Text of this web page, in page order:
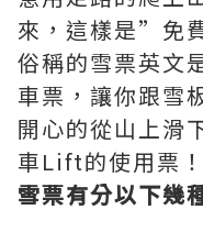
來，這樣是”免
俗稱的雪票英文
車票，讓你跟雪
開心的從山上滑
車Lift的使用票！
雪票有分以下幾